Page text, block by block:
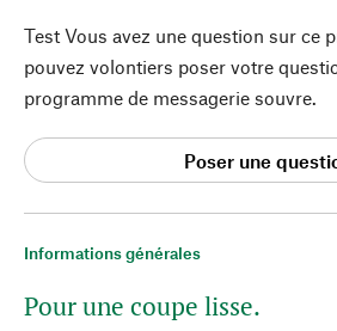
Informations générales
Pour une coupe lisse.
Test Vous avez une question sur ce
pouvez volontiers poser votre
programme de messagerie souvre.
Poser une